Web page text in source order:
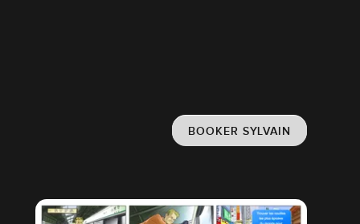
BOOKER SYLVAIN